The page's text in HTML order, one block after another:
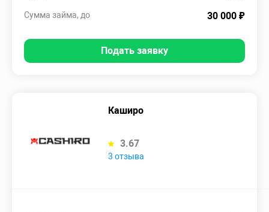
30 000 ₽
Сумма займа, до
Подать заявку
Каширо
3.67
3 отзыва